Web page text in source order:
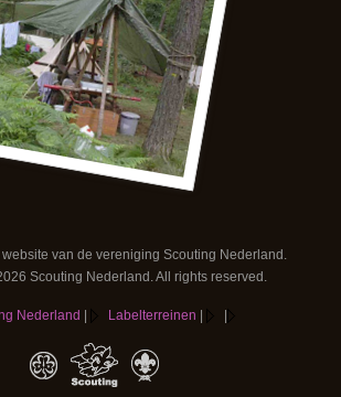
website van de vereniging Scouting Nederland.
Scouting Nederland. All rights reserved.
Nederland Labelterreinen